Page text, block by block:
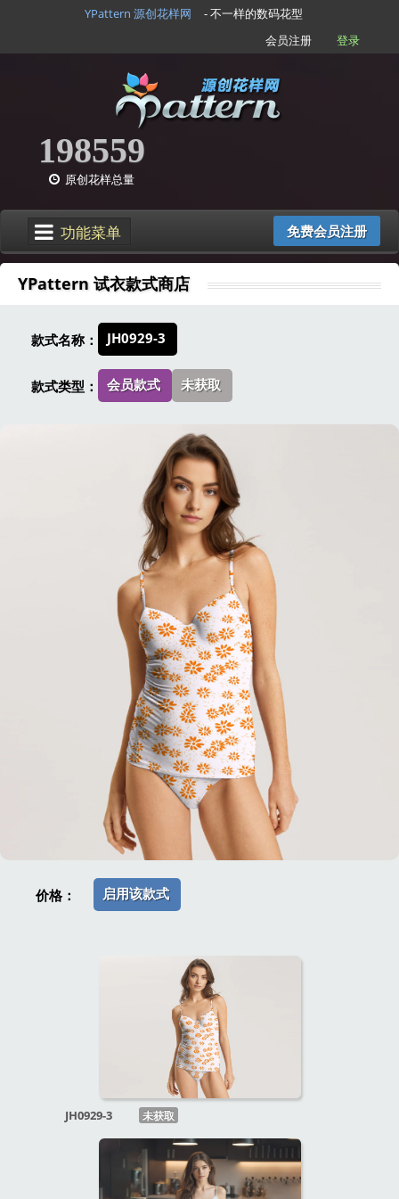
YPattern 源创花样网
- 不一样的数码花型
会员注册
登录
198559
原创花样总量
功能菜单 免费会员注册
YPattern 试衣款式商店
款式名称： JH0929-3
款式类型： 会员款式 未获取
价格： 启用该款式
JH0929-3 未获取